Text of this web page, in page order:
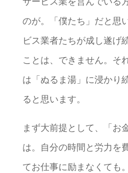
のが。「僕たち」だと思
ビス業者たちが成し遂げ
ことは、できません。そ
は「ぬるま湯」に浸かり
ると思います。
まず大前提として、「お
は。自分の時間と労力を
てお仕事に励まなくても